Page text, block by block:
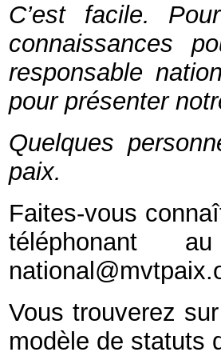
C’est facile.
connaissances
responsable
pour présenter
Quelques
paix.
Faites-vous
téléphonant
Vous trouverez
modèle de statuts